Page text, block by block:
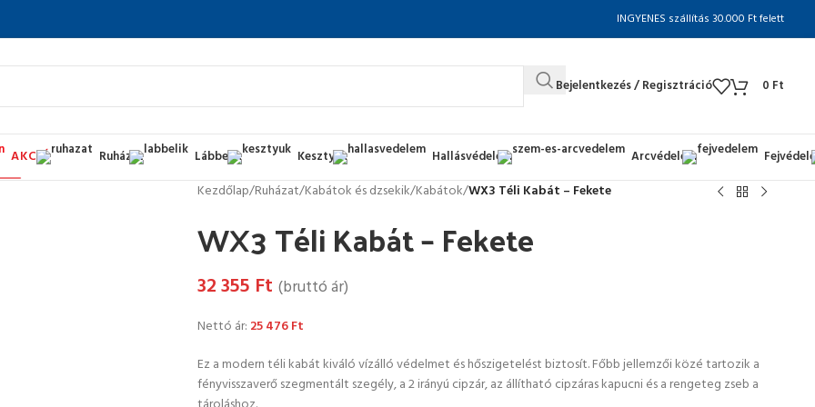
INGYENES szállítás 30.000 Ft felett
Bejelentkezés / Regisztráció 0 Ft
AKCIÓ Ruházat Lábbelik Kesztyűk Hallásvédelem Arcvédelem
Kezdőlap/Ruházat/Kabátok és dzsekik/Kabátok/WX3 Téli Kabát – Fekete
WX3 Téli Kabát – Fekete
32 355 Ft (bruttó ár)
Nettó ár: 25 476Ft
Ez a modern téli kabát kiváló vízálló védelmet és hőszigetelést biztosít. Főbb jellemzői közé tartozik a
fényvisszaverő szegmentált szegély, a 2 irányú cipzár, az állítható cipzáras kapucni és a rengeteg zseb a